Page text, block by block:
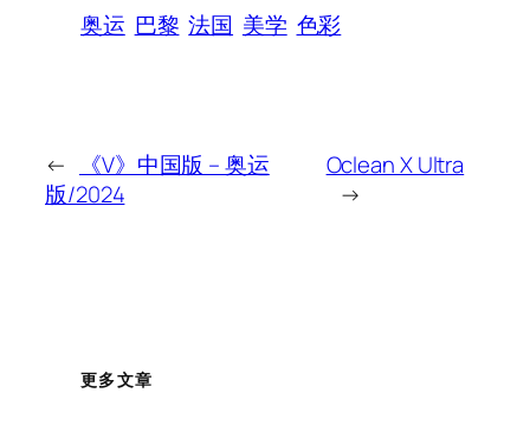
奥运 巴黎 法国 美学 色彩
←
《V》中国版 – 奥运
版/2024
Oclean X Ultra
→
更多文章